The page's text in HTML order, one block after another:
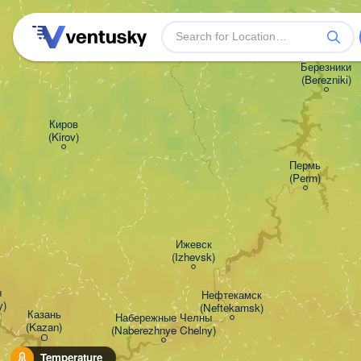
Temperature
Казань
(Kazan)
Пермь
(Perm)
Ижевск
(Izhevsk)
Киров
(Kirov)
Нефтекамск
(Neftekamsk)
Набережные Челны
(Naberezhnye Chelny)
Березники
(Berezniki)